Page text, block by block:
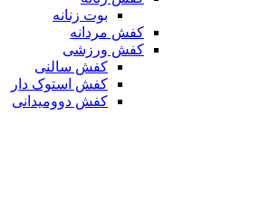
بوت زنانه
کفش مردانه
کفش ورزشی
کفش سالنی
کفش استوک دار
کفش دوومیدانی